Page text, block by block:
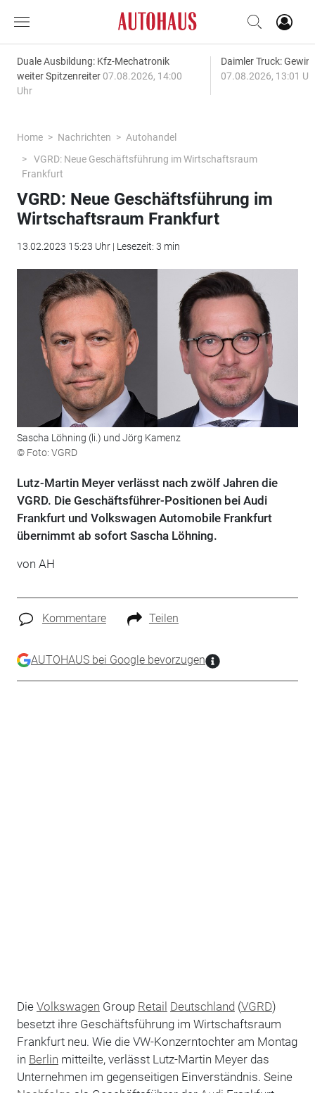
Duale Ausbildung: Kfz-Mechatronik
weiter Spitzenreiter 07.08.2026, 14:00
Uhr
Daimler Truck:
07.08.2026, 13:01
Home Nachrichten
Autohandel
VGRD: Neue Geschäftsführung im Wirtschaftsraum
Frankfurt
VGRD: Neue Geschäftsführung im
Wirtschaftsraum Frankfurt
13.02.2023 15:23 Uhr | Lesezeit: 3 min
Sascha Löhning (li.) und Jörg Kamenz
© Foto: VGRD
Lutz-Martin Meyer verlässt nach zwölf Jahren die
VGRD. Die Geschäftsführer-Positionen bei Audi
Frankfurt und Volkswagen Automobile Frankfurt
übernimmt ab sofort Sascha Löhning.
von AH
Kommentare Teilen
AUTOHAUS bei Google bevorzugen
Die Volkswagen Group Retail Deutschland (VGRD)
besetzt ihre Geschäftsführung im Wirtschaftsraum
Frankfurt neu. Wie die VW-Konzerntochter am Montag
in Berlin mitteilte, verlässt Lutz-Martin Meyer das
Unternehmen im gegenseitigen Einverständnis. Seine